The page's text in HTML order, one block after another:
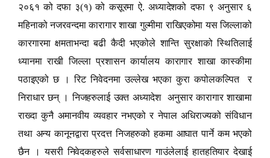
२०६१ को दफा ३(१) को कसूरमा ऐ. अध्यादेशको दफा ९ अनुसार ६
महिनाको नजरवन्दमा कारागार शाखा गुल्मीमा राखिएकोमा यस जिल्लाको
कारगारमा क्षमताभन्दा बढी कैदी भएकोले शान्ति सुरक्षाको स्थितिलाई
ध्यानमा राखी जिल्ला प्रशासन कार्यालय कारागार शाखा कास्कीमा
पठाइएको छ । रिट निवेदनमा उल्लेख भएका कुरा कपोलकल्पित र
निराधार छन् । निजहरुलाई उक्त अध्यादेश अनुसार कारागार शाखामा
राख्दा कुनै अमानवीय व्यवहार नभएको र नेपाल अधिराज्यको संविधान
तथा अन्य कानूनद्वारा प्रदत्त निजहरुको हकमा आघात पार्ने कम भएको
छैन । यसरी निवेदकहरुले सर्वसाधारण गाउंलेलाई हातहतियार देखाई